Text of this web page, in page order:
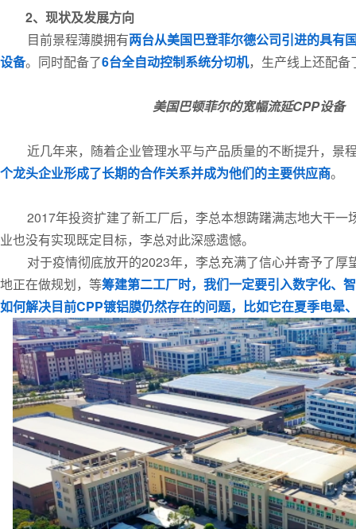
2、 现状及发展方向
目前景程薄膜拥有两台从美国巴登菲尔德公司引进的具有
设备。同时配备了6台全自动控制系统分切机，生产线上还配备
美国巴顿菲尔的宽幅流延CPP设备
近几年来，随着企业管理水平与产品质量的不断提升，景
个龙头企业形成了长期的合作关系并成为他们的主要供应商。
2017年投资扩建了新工厂后，李总本想踌躇满志地大干
业也没有实现既定目标，李总对此深感遗憾。
对于疫情彻底放开的2023年，李总充满了信心并寄予了
地正在做规划，等筹建第二工厂时，我们一定要引入数字化、
如何解决目前CPP镀铝膜仍然存在的问题，比如它在夏季电晕